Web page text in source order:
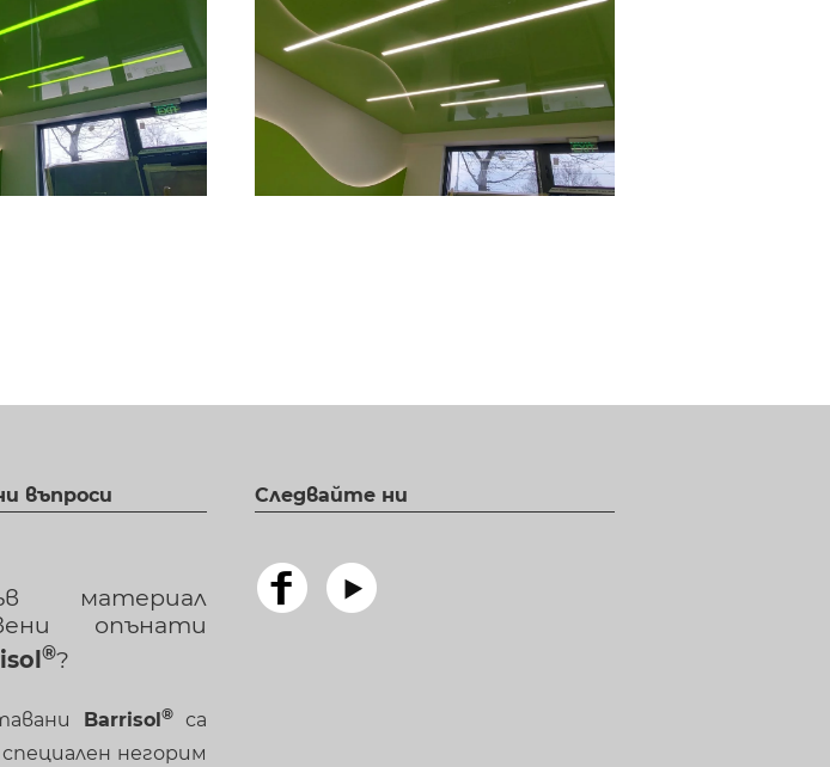
въпроси
материал
опънати
?
Barrisol
са
негорим
Следвайте ни